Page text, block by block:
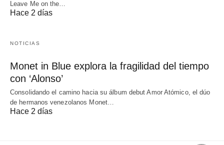
Leave Me on the…
Hace 2 días
NOTICIAS
Monet in Blue explora la fragilidad del tiempo
con ‘Alonso’
Consolidando el camino hacia su álbum debut Amor Atómico, el dúo
de hermanos venezolanos Monet…
Hace 2 días